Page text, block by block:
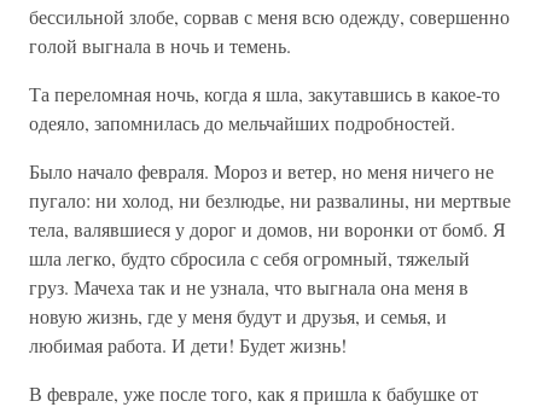
бессильной злобе, сорвав с меня всю одежду, совершенно
голой выгнала в ночь и темень.
Та переломная ночь, когда я шла, закутавшись в какое-то
одеяло, запомнилась до мельчайших подробностей.
Было начало февраля. Мороз и ветер, но меня ничего не
пугало: ни холод, ни безлюдье, ни развалины, ни мертвые
тела, валявшиеся у дорог и домов, ни воронки от бомб. Я
шла легко, будто сбросила с себя огромный, тяжелый
груз. Мачеха так и не узнала, что выгнала она меня в
новую жизнь, где у меня будут и друзья, и семья, и
любимая работа. И дети! Будет жизнь!
В феврале, уже после того, как я пришла к бабушке от